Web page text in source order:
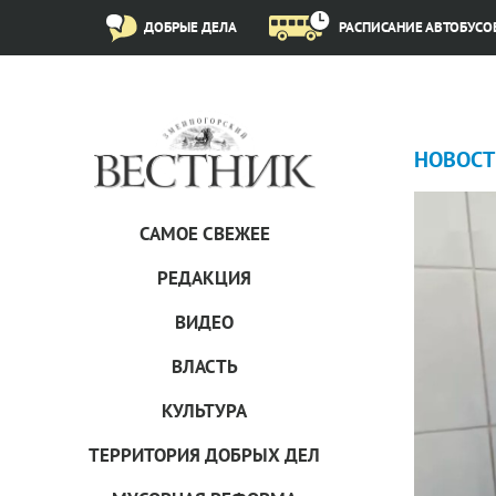
ДОБРЫЕ ДЕЛА РАСПИСАНИЕ
САМОЕ СВЕЖЕЕ
РЕДАКЦИЯ
ВИДЕО
ВЛАСТЬ
КУЛЬТУРА
ТЕРРИТОРИЯ ДОБРЫХ ДЕЛ